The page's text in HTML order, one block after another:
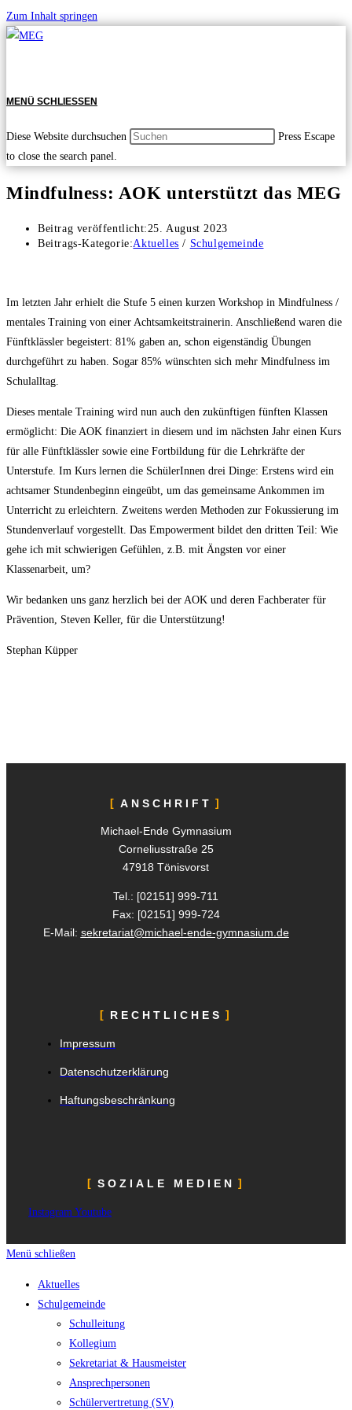
Zum Inhalt springen
MENÜ SCHLIESSEN
Diese Website durchsuchen
Press Escape
to close the search panel.
Mindfulness: AOK unterstützt das MEG
Beitrag veröffentlicht:25. August 2023
Beitrags-Kategorie:Aktuelles / Schulgemeinde
Im letzten Jahr erhielt die Stufe 5 einen kurzen Workshop in Mindfulness /
mentales Training von einer Achtsamkeitstrainerin. Anschließend waren die
Fünftklässler begeistert: 81% gaben an, schon eigenständig Übungen
durchgeführt zu haben. Sogar 85% wünschten sich mehr Mindfulness im
Schulalltag.
Dieses mentale Training wird nun auch den zukünftigen fünften Klassen
ermöglicht: Die AOK finanziert in diesem und im nächsten Jahr einen Kurs
für alle Fünftklässler sowie eine Fortbildung für die Lehrkräfte der
Unterstufe. Im Kurs lernen die SchülerInnen drei Dinge: Erstens wird ein
achtsamer Stundenbeginn eingeübt, um das gemeinsame Ankommen im
Unterricht zu erleichtern. Zweitens werden Methoden zur Fokussierung im
Stundenverlauf vorgestellt. Das Empowerment bildet den dritten Teil: Wie
gehe ich mit schwierigen Gefühlen, z.B. mit Ängsten vor einer
Klassenarbeit, um?
Wir bedanken uns ganz herzlich bei der AOK und deren Fachberater für
Prävention, Steven Keller, für die Unterstützung!
Stephan Küpper
ANSCHRIFT
Michael-Ende Gymnasium
Corneliusstraße 25
47918 Tönisvorst
Tel.: [02151]999-711
Fax: [02151] 999-724
E-Mail: sekretariat@michael-ende-gymnasium.de
RECHTLICHES
Impressum
Datenschutzerklärung
Haftungsbeschränkung
SOZIALE MEDIEN
Instagram Youtube
Menü schließen
Aktuelles
Schulgemeinde
Schulleitung
Kollegium
Sekretariat & Hausmeister
Ansprechpersonen
Schülervertretung (SV)